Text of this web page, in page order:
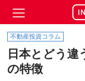
不動産投資コラム
日本とどう違
の特徴